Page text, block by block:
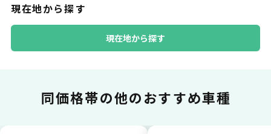
普段のお買い物同様、お車の月々利用料をカ
現在地から探す
現在地から探す
同価格帯の他のおすすめ車種